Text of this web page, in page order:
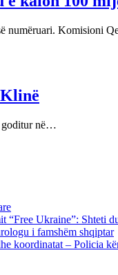
numëruari. Komisioni
goditur në…
Ukraine”: Shteti
i famshëm shqiptar
koordinatat – Policia